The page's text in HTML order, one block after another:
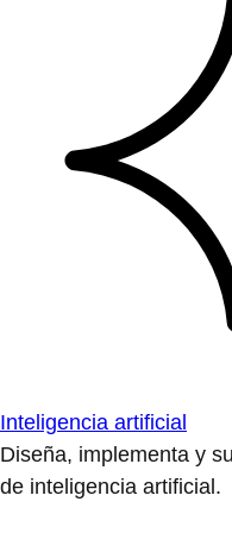
Inteligencia artificial
Diseña, implementa y
de inteligencia artificial.